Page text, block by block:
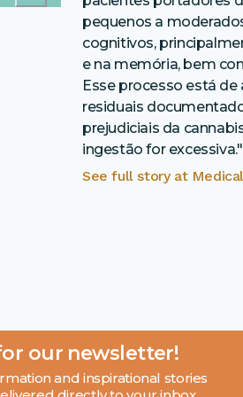
pequenos a
cognitivos,
e na memória, bem
Esse processo está
residuais
prejudiciais da
ingestão for excessiva."
See full story at
our newsletter!
and inspirational stories